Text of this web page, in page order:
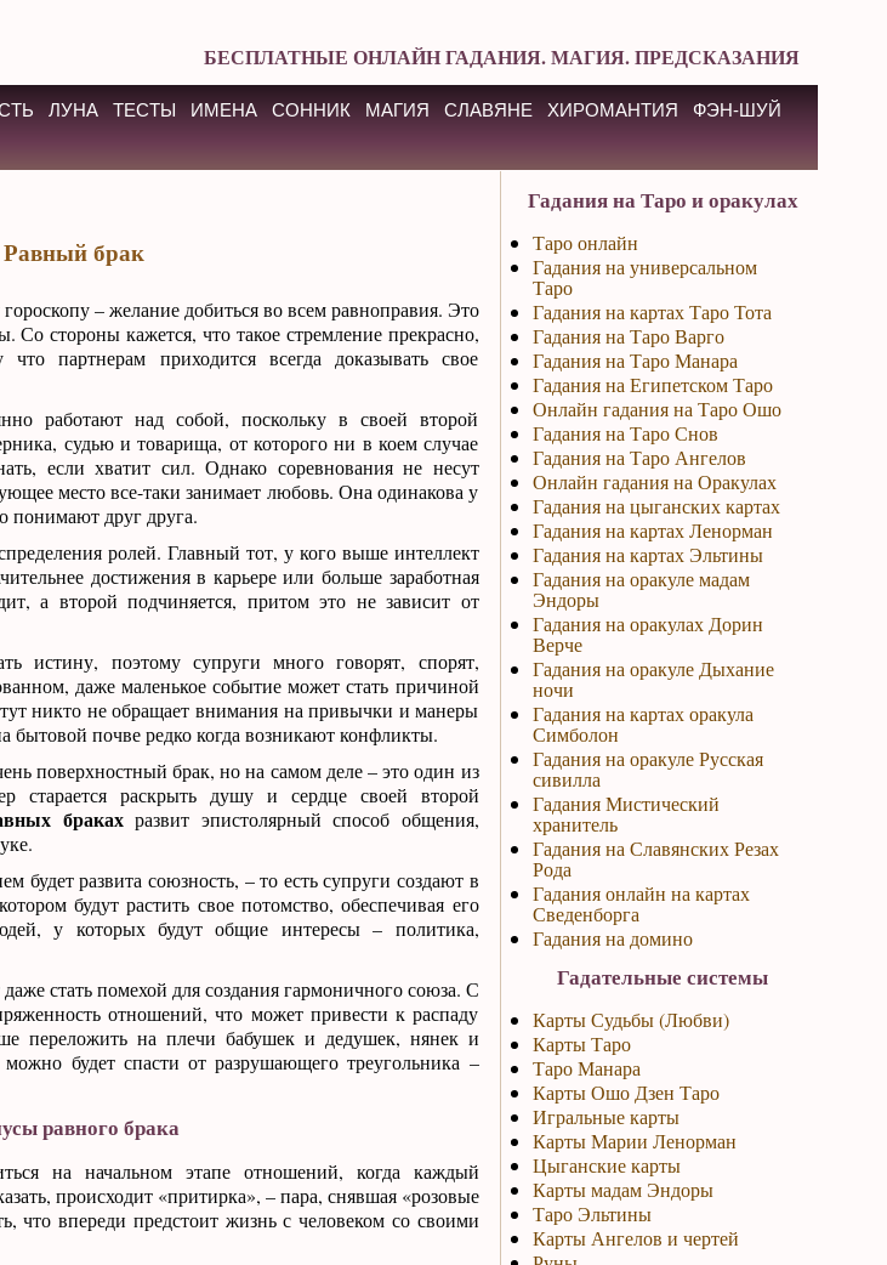
БЕСПЛАТНЫЕ ОНЛАЙН ГАДАНИЯ. МАГИЯ. ПРЕДСКАЗАНИЯ
ЛУНА ТЕСТЫ ИМЕНА СОННИК МАГИЯ СЛАВЯНЕ ХИРОМАНТИЯ
ФЭН-ШУЙ
Равный брак
– желание добиться во всем равноправия. Это
Со стороны кажется, что такое стремление прекрасно,
партнерам приходится всегда доказывать свое
работают над собой, поскольку в своей второй
судью и товарища, от которого ни в коем случае
если хватит сил. Однако соревнования не несут
место все-таки занимает любовь. Она одинакова у
понимают друг друга.
ролей. Главный тот, у кого выше интеллект
достижения в карьере или больше заработная
а второй подчиняется, притом это не зависит от
истину, поэтому супруги много говорят, спорят,
даже маленькое событие может стать причиной
никто не обращает внимания на привычки и манеры
бытовой почве редко когда возникают конфликты.
поверхностный брак, но на самом деле – это один из
старается раскрыть душу и сердце своей второй
бракахразвит эпистолярный способ общения,
будет развита союзность, – то есть супруги создают в
будут растить свое потомство, обеспечивая его
у которых будут общие интересы – политика,
стать помехой для создания гармоничного союза. С
отношений, что может привести к распаду
переложить на плечи бабушек и дедушек, нянек и
будет спасти от разрушающего треугольника –
равного брака
на начальном этапе отношений, когда каждый
происходит «притирка», – пара, снявшая «розовые
что впереди предстоит жизнь с человеком со своими
Гадания на Таро и оракулах
Таро онлайн
Гадания на универсальном
Таро
Гадания на картах Таро Тота
Гадания на Таро Варго
Гадания на Таро Манара
Гадания на Египетском Таро
Онлайн гадания на Таро Ошо
Гадания на Таро Снов
Гадания на Таро Ангелов
Онлайн гадания на Оракулах
Гадания на цыганских картах
Гадания на картах Ленорман
Гадания на картах Эльтины
Гадания на оракуле мадам
Эндоры
Гадания на оракулах Дорин
Верче
Гадания на оракуле Дыхание
ночи
Гадания на картах оракула
Симболон
Гадания на оракуле Русская
сивилла
Гадания Мистический
хранитель
Гадания на Славянских Резах
Рода
Гадания онлайн на картах
Сведенборга
Гадания на домино
Гадательные системы
Карты Судьбы (Любви)
Карты Таро
Таро Манара
Карты Ошо Дзен Таро
Игральные карты
Карты Марии Ленорман
Цыганские карты
Карты мадам Эндоры
Таро Эльтины
Карты Ангелов и чертей